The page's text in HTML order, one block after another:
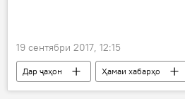
19 сентябри 2017, 12:15
Дар ҷаҳон Ҳамаи хабарҳо
бумби ғайриҳастаӣ